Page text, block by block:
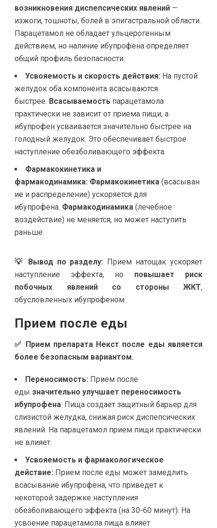
возникновения диспепсических явлений —
изжоги, тошноты, болей в эпигастральной области.
Парацетамол не обладает ульцерогенным
действием, но наличие ибупрофена определяет
общий профиль безопасности.
Усвояемость и скорость действия: На пустой
желудок оба компонента всасываются
быстрее. Всасываемость парацетамола
практически не зависит от приема пищи, а
ибупрофен усваивается значительно быстрее на
голодный желудок. Это обеспечивает быстрое
наступление обезболивающего эффекта.
Фармакокинетика и
фармакодинамика: Фармакокинетика (всасыван
ие и распределение) ускоряется для
ибупрофена. Фармакодинамика (лечебное
воздействие) не меняется, но может наступить
раньше.
💡 Вывод по разделу: Прием натощак ускоряет
наступление эффекта, но повышает риск
побочных явлений со стороны ЖКТ,
обусловленных ибупрофеном.
Прием после еды
✅ Прием препарата Некст после еды является
более безопасным вариантом.
Переносимость: Прием после
еды значительно улучшает переносимость
ибупрофена. Пища создает защитный барьер для
слизистой желудка, снижая риск диспепсических
явлений. На парацетамол прием пищи практически
не влияет.
Усвояемость и фармакологическое
действие: Прием после еды может замедлить
всасывание ибупрофена, что приведет к
некоторой задержке наступления
обезболивающего эффекта (на 30-60 минут). На
усвоение парацетамола пища влияет